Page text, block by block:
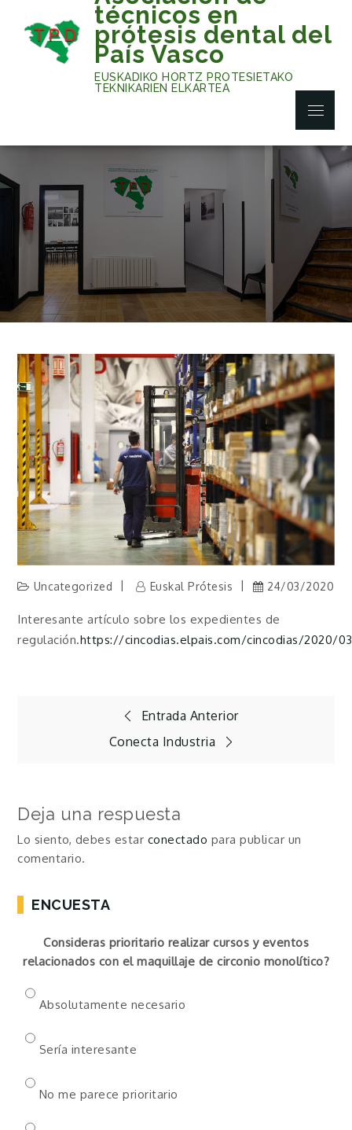
content
técnicos en
prótesis dental del
País Vasco
EUSKADIKO HORTZ PROTESIETAKO
TEKNIKARIEN ELKARTEA
Menu
Uncategorized Euskal Prótesis 24/03/2020
Interesante artículo sobre los expedientes de
regulación.https://cincodias.elpais.com/cincodias/2020/
Navegación
entradas
Entrada Anterior
Conecta Industria
Deja una respuesta
Lo siento, debes estar conectado para publicar un
comentario.
ENCUESTA
Consideras prioritario realizar cursos y eventos
relacionados con el maquillaje de circonio monolítico?
Absolutamente necesario
Sería interesante
No me parece prioritario